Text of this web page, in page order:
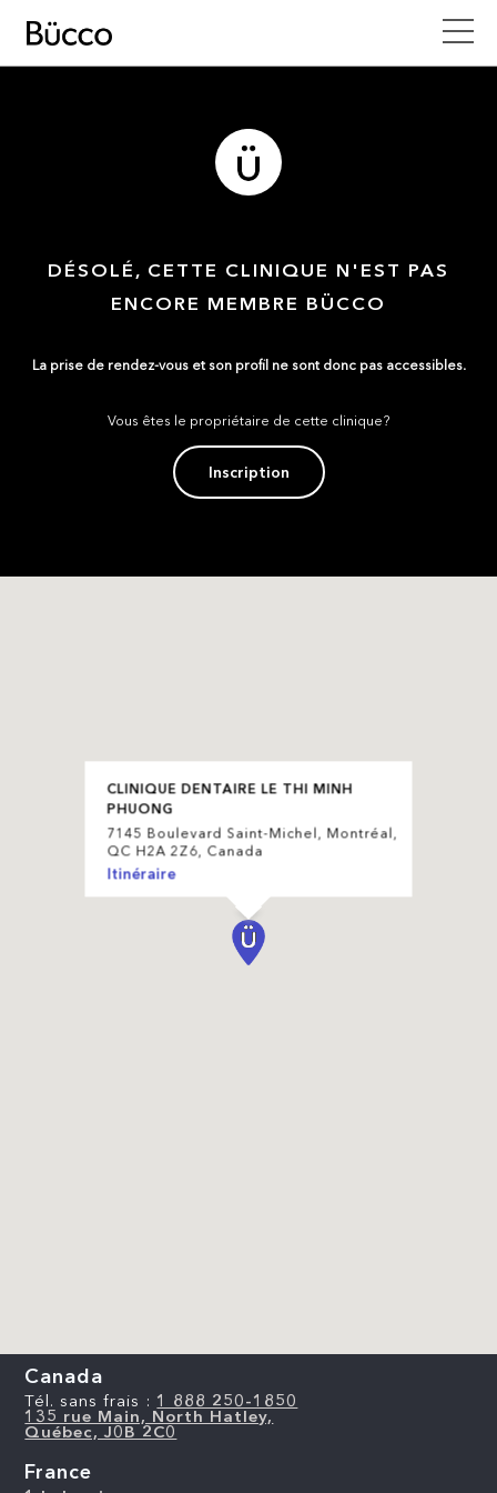
DÉSOLÉ, CETTE CLINIQUE N'EST PAS
ENCORE MEMBRE BÜCCO
La prise de rendez-vous et son profil ne sont donc pas accessibles.
Vous êtes le propriétaire de cette clinique?
Inscription
CLINIQUE DENTAIRE LE THI MINH
PHUONG
7145 Boulevard Saint-Michel, Montréal,
QC H2A 2Z6, Canada
Itinéraire
Canada
Tél. sans frais : 1 888 250-1850
135 rue Main, North Hatley,
Québec, J0B 2C0
France